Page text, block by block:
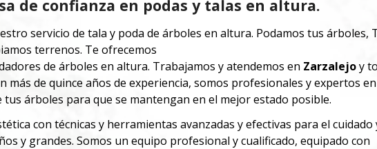
de confianza en podas y talas en altura.
servicio de tala y poda de árboles en altura. Podamos tus árboles,
terrenos. Te ofrecemos
de árboles en altura. Trabajamos y atendemos en Zarzalejoy
más de quince años de experiencia, somos profesionales y expertos
árboles para que se mantengan en el mejor estado posible.
con técnicas y herramientas avanzadas y efectivas para el cuidado
y grandes. Somos un equipo profesional y cualificado, equipado con